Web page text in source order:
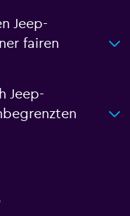
Jeep-
fairen
Jeep-